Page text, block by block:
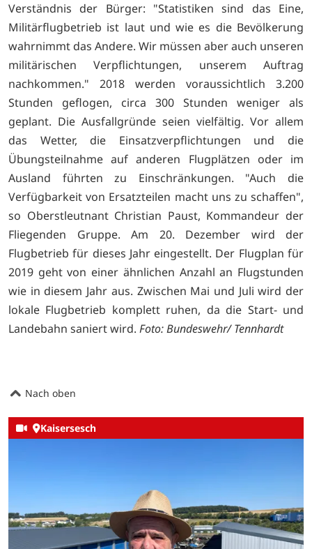
Verständnis der Bürger: "Statistiken sind das Eine,
Militärflugbetrieb ist laut und wie es die Bevölkerung
wahrnimmt das Andere. Wir müssen aber auch unseren
militärischen Verpflichtungen, unserem Auftrag
nachkommen." 2018 werden voraussichtlich 3.200
Stunden geflogen, circa 300 Stunden weniger als
geplant. Die Ausfallgründe seien vielfältig. Vor allem
das Wetter, die Einsatzverpflichtungen und die
Übungsteilnahme auf anderen Flugplätzen oder im
Ausland führten zu Einschränkungen. "Auch die
Verfügbarkeit von Ersatzteilen macht uns zu schaffen",
so Oberstleutnant Christian Paust, Kommandeur der
Fliegenden Gruppe. Am 20. Dezember wird der
Flugbetrieb für dieses Jahr eingestellt. Der Flugplan für
2019 geht von einer ähnlichen Anzahl an Flugstunden
wie in diesem Jahr aus. Zwischen Mai und Juli wird der
lokale Flugbetrieb komplett ruhen, da die Start- und
Landebahn saniert wird. Foto: Bundeswehr/ Tennhardt
Nach oben
Kaisersesch